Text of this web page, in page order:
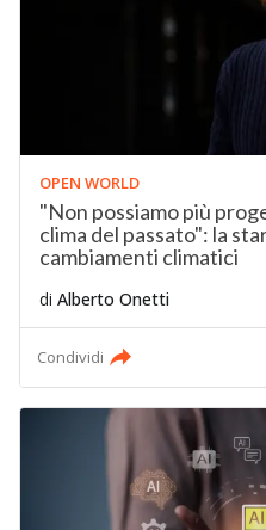
OPEN WORLD
"Non possiamo più
clima del passato": la
cambiamenti climatici
di Alberto Onetti
Condividi